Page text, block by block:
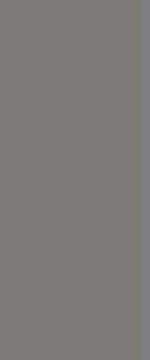
Everett /